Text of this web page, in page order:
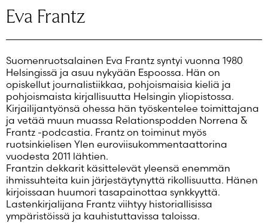
Kirjaudu sisään
Salasana unohtunut?
Eikö sinulla ole tiliä?
Luo uusi tili
Eva Frantz
Suomenruotsalainen Eva Frantz syntyi vuonna 1980
Helsingissä ja asuu nykyään Espoossa. Hän on
opiskellut journalistiikkaa, pohjoismaisia kieliä ja
pohjoismaista kirjallisuutta Helsingin yliopistossa.
Kirjailijantyönsä ohessa hän työskentelee toimittajana
ja vetää muun muassa Relationspodden Norrena &
Frantz -podcastia. Frantz on toiminut myös
ruotsinkielisen Ylen euroviisukommentaattorina
vuodesta 2011 lähtien.
Frantzin dekkarit käsittelevät yleensä enemmän
ihmissuhteita kuin järjestäytynyttä rikollisuutta. Hänen
kirjoissaan huumori tasapainottaa synkkyyttä.
Lastenkirjalijana Frantz viihtyy historiallisissa
ympäristöissä ja kauhistuttavissa taloissa.